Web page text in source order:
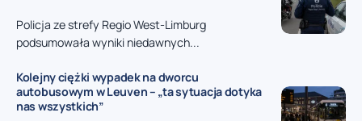
Policja ze strefy Regio West-Limburg
podsumowała wyniki niedawnych...
Kolejny ciężki wypadek na dworcu
autobusowym w Leuven – „ta sytuacja dotyka
nas wszystkich”